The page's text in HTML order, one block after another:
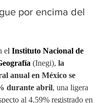
por encima del
el Instituto Nacional de
(Inegi), la
anual en México se
durante abril, una ligera
al 4.59% registrado en